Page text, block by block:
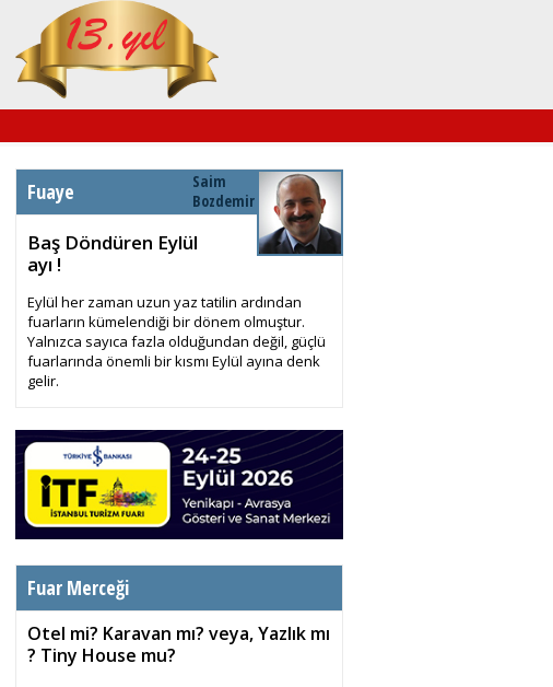
Fuaye
Saim
Bozdemir
Baş Döndüren Eylül
ayı !
Eylül her zaman uzun yaz tatilin ardından
fuarların kümelendiği bir dönem olmuştur.
Yalnızca sayıca fazla olduğundan değil, güçlü
fuarlarında önemli bir kısmı Eylül ayına denk
gelir.
Fuar Merceği
Otel mi? Karavan mı? veya, Yazlık mı
? Tiny House mu?